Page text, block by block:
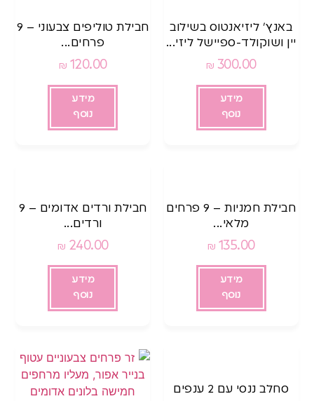
באנץ’ ליזיאנטוס בשילוב
יין ושוקולד-ספיישל ליזי...
300.00
₪
מידע
נוסף
חבילת טוליפים צבעוני – 9
פרחים...
120.00
₪
מידע
נוסף
חבילת חמניות – 9 פרחים
מלאי...
135.00
₪
מידע
נוסף
חבילת ורדים אדומים – 9
ורדים...
240.00
₪
מידע
נוסף
סחלב ננסי עם 2 ענפים